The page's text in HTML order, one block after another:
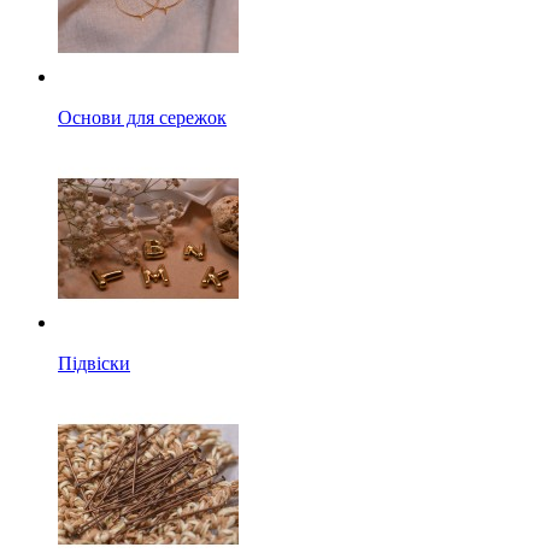
Основи для сережок
Підвіски